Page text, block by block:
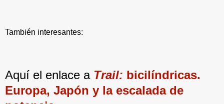
También interesantes:
Aquí el enlace a Trail: bicilíndricas.
Europa, Japón y la escalada de